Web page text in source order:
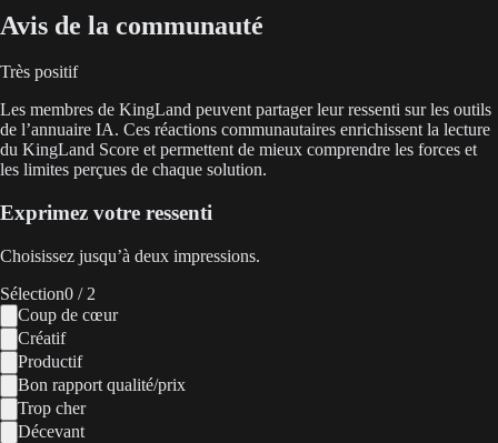
Avis de la communauté
Très positif
Les membres de KingLand peuvent partager leur ressenti sur les outils
de l’annuaire IA. Ces réactions communautaires enrichissent la lecture
du KingLand Score et permettent de mieux comprendre les forces et
les limites perçues de chaque solution.
Exprimez votre ressenti
Choisissez jusqu’à deux impressions.
Sélection0 / 2
Coup de cœur
Créatif
Productif
Bon rapport qualité/prix
Trop cher
Décevant